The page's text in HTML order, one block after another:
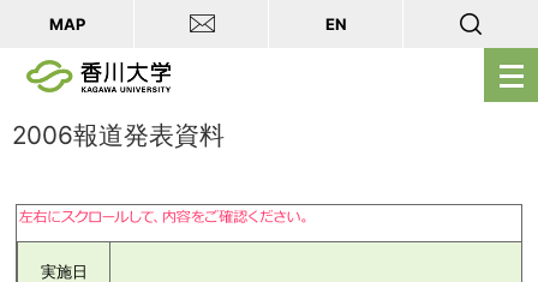
メ
ニ
MAP EN
2006報道発表資料
実施日